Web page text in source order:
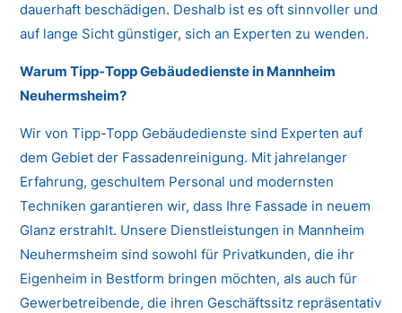
dauerhaft beschädigen. Deshalb ist es oft sinnvoller und
auf lange Sicht günstiger, sich an Experten zu wenden.
Warum Tipp-Topp Gebäudedienste in Mannheim
Neuhermsheim?
Wir von Tipp-Topp Gebäudedienste sind Experten auf
dem Gebiet der Fassadenreinigung. Mit jahrelanger
Erfahrung, geschultem Personal und modernsten
Techniken garantieren wir, dass Ihre Fassade in neuem
Glanz erstrahlt. Unsere Dienstleistungen in Mannheim
Neuhermsheim sind sowohl für Privatkunden, die ihr
Eigenheim in Bestform bringen möchten, als auch für
Gewerbetreibende, die ihren Geschäftssitz repräsentativ